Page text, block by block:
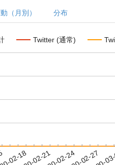
（月別） 分布
Twitter (通常)